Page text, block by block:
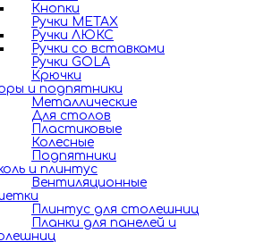
Кнопки
Ручки METAX
Ручки ЛЮКС
Ручки со вставками
Ручки GOLA
Крючки
и подпятники
Металлические
Для столов
Пластиковые
Колесные
Подпятники
и плинтус
Вентиляционные
Плинтус для столешниц
Планки для панелей и